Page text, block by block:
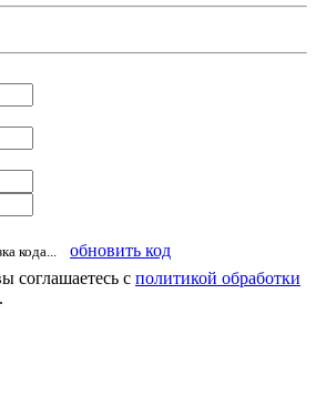
кода...
обновить код
соглашаетесь с политикой обработки
.